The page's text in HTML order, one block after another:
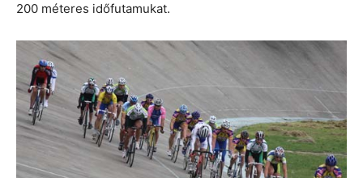
200 méteres időfutamukat.